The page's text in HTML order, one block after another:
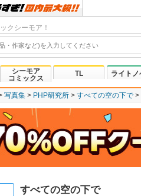
クシーモア！
シーモア
コミックス
TL ライトノ
写真集 PHP研究所 すべての空の下で
すべての空の下で